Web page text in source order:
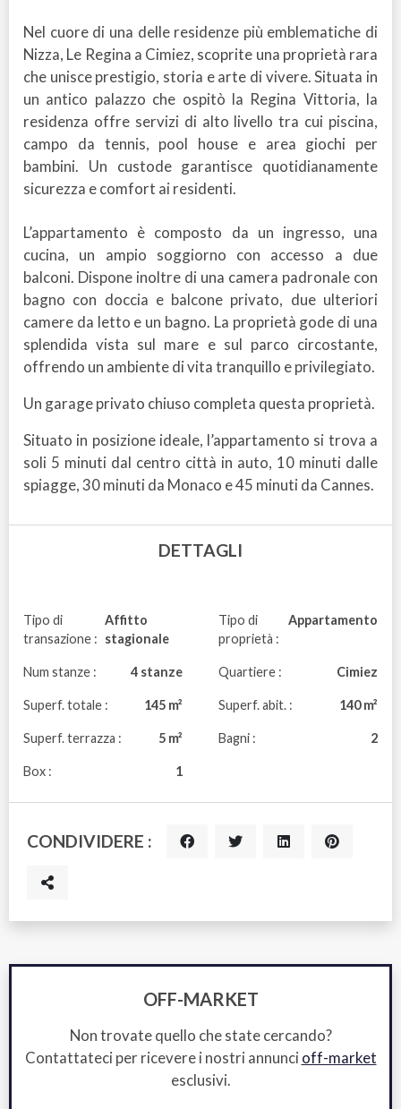
Nel cuore di una delle residenze più emblematiche di
Nizza, Le Regina a Cimiez, scoprite una proprietà rara
che unisce prestigio, storia e arte di vivere. Situata in
un antico palazzo che ospitò la Regina Vittoria, la
residenza offre servizi di alto livello tra cui piscina,
campo da tennis, pool house e area giochi per
bambini. Un custode garantisce quotidianamente
sicurezza e comfort ai residenti.
L’appartamento è composto da un ingresso, una
cucina, un ampio soggiorno con accesso a due
balconi. Dispone inoltre di una camera padronale con
bagno con doccia e balcone privato, due ulteriori
camere da letto e un bagno. La proprietà gode di una
splendida vista sul mare e sul parco circostante,
offrendo un ambiente di vita tranquillo e privilegiato.
Un garage privato chiuso completa questa proprietà.
Situato in posizione ideale, l’appartamento si trova a
soli 5 minuti dal centro città in auto, 10 minuti dalle
spiagge, 30 minuti da Monaco e 45 minuti da Cannes.
DETTAGLI
Tipo di
transazione :
Affitto
stagionale
Tipo di
proprietà :
Appartamento
Num stanze : 4 stanze Quartiere : Cimiez
Superf. totale : 145 m² Superf. abit. : 140 m²
Superf. terrazza : 5 m² Bagni : 2
Box : 1
CONDIVIDERE :
OFF-MARKET
Non trovate quello che state cercando?
Contattateci per ricevere i nostri annunci off-market
esclusivi.